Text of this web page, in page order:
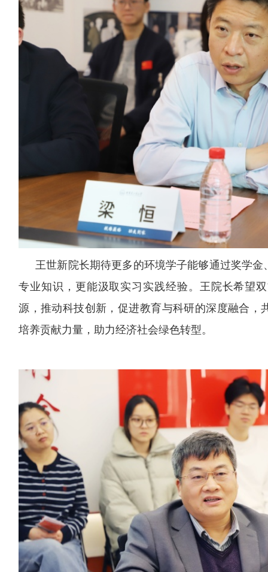
王世新院长期待更多的环境学子能够通过奖学
专业知识，更能汲取实习实践经验。王院长希望
源，推动科技创新，促进教育与科研的深度融合，
培养贡献力量，助力经济社会绿色转型。